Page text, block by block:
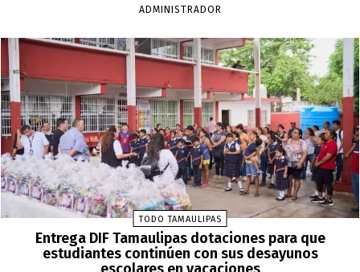
ADMINISTRADOR
TODO TAMAULIPAS
Entrega DIF Tamaulipas dotaciones para que
estudiantes continúen con sus desayunos